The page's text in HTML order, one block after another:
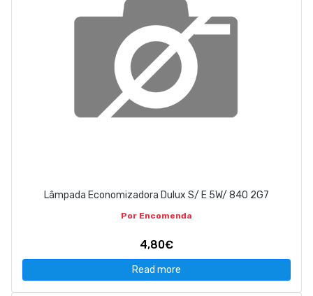
Lâmpada Economizadora Dulux S/ E 5W/ 840 2G7
Por Encomenda
4,80€
Read more